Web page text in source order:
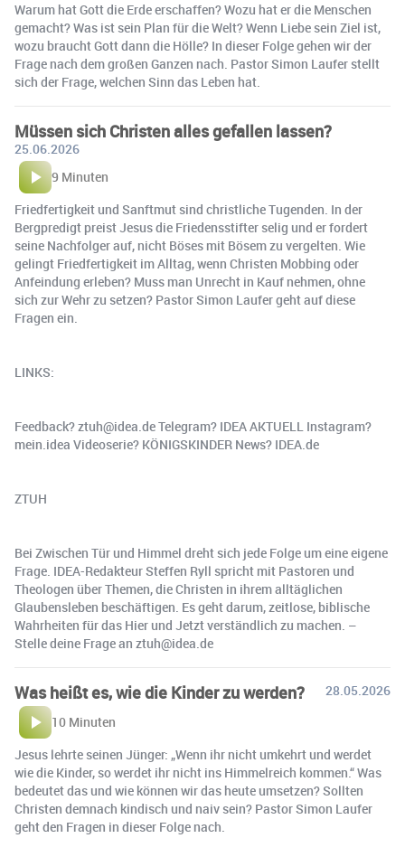
Warum hat Gott die Erde erschaffen? Wozu hat er die Menschen
gemacht? Was ist sein Plan für die Welt? Wenn Liebe sein Ziel ist,
wozu braucht Gott dann die Hölle? In dieser Folge gehen wir der
Frage nach dem großen Ganzen nach. Pastor Simon Laufer stellt
sich der Frage, welchen Sinn das Leben hat.
Müssen sich Christen alles gefallen lassen?
25.06.2026
9 Minuten
Friedfertigkeit und Sanftmut sind christliche Tugenden. In der
Bergpredigt preist Jesus die Friedensstifter selig und er fordert
seine Nachfolger auf, nicht Böses mit Bösem zu vergelten. Wie
gelingt Friedfertigkeit im Alltag, wenn Christen Mobbing oder
Anfeindung erleben? Muss man Unrecht in Kauf nehmen, ohne
sich zur Wehr zu setzen? Pastor Simon Laufer geht auf diese
Fragen ein.
LINKS:
Feedback? ztuh@idea.de Telegram? IDEA AKTUELL Instagram?
mein.idea Videoserie? KÖNIGSKINDER News? IDEA.de
ZTUH
Bei Zwischen Tür und Himmel dreht sich jede Folge um eine eigene
Frage. IDEA-Redakteur Steffen Ryll spricht mit Pastoren und
Theologen über Themen, die Christen in ihrem alltäglichen
Glaubensleben beschäftigen. Es geht darum, zeitlose, biblische
Wahrheiten für das Hier und Jetzt verständlich zu machen. –
Stelle deine Frage an ztuh@idea.de
Was heißt es, wie die Kinder zu werden?
28.05.2026
10 Minuten
Jesus lehrte seinen Jünger: „Wenn ihr nicht umkehrt und werdet
wie die Kinder, so werdet ihr nicht ins Himmelreich kommen.“ Was
bedeutet das und wie können wir das heute umsetzen? Sollten
Christen demnach kindisch und naiv sein? Pastor Simon Laufer
geht den Fragen in dieser Folge nach.